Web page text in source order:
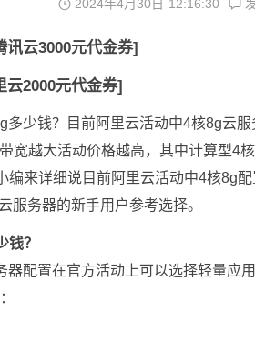
2024年4月30日 12:16:30
讯云3000元代金券]
云2000元代金券]
多少钱？目前阿里云活动中4核8g云
宽越大活动价格越高，其中计算型4
编来详细说目前阿里云活动中4核8g
服务器的新手用户参考选择。
钱？
器配置在官方活动上可以选择轻量应